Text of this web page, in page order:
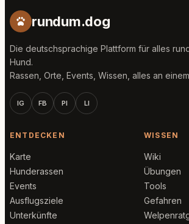
rundum.dog
Die deutschsprachige Plattform für alles
Hund.
Rassen, Orte, Events, Wissen, alles an
IG FB PI LI
ENTDECKEN
Karte
Hunderassen
Events
Ausflugsziele
Unterkünfte
WISSEN
Wiki
Übungen
Tools
Gefahren